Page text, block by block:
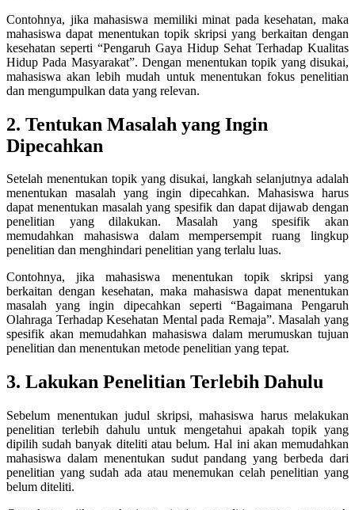
Contohnya, jika mahasiswa memiliki minat pada kesehatan, maka
mahasiswa dapat menentukan topik skripsi yang berkaitan dengan
kesehatan seperti “Pengaruh Gaya Hidup Sehat Terhadap Kualitas
Hidup Pada Masyarakat”. Dengan menentukan topik yang disukai,
mahasiswa akan lebih mudah untuk menentukan fokus penelitian
dan mengumpulkan data yang relevan.
2. Tentukan Masalah yang Ingin
Dipecahkan
Setelah menentukan topik yang disukai, langkah selanjutnya adalah
menentukan masalah yang ingin dipecahkan. Mahasiswa harus
dapat menentukan masalah yang spesifik dan dapat dijawab dengan
penelitian yang dilakukan. Masalah yang spesifik akan
memudahkan mahasiswa dalam mempersempit ruang lingkup
penelitian dan menghindari penelitian yang terlalu luas.
Contohnya, jika mahasiswa menentukan topik skripsi yang
berkaitan dengan kesehatan, maka mahasiswa dapat menentukan
masalah yang ingin dipecahkan seperti “Bagaimana Pengaruh
Olahraga Terhadap Kesehatan Mental pada Remaja”. Masalah yang
spesifik akan memudahkan mahasiswa dalam merumuskan tujuan
penelitian dan menentukan metode penelitian yang tepat.
3. Lakukan Penelitian Terlebih Dahulu
Sebelum menentukan judul skripsi, mahasiswa harus melakukan
penelitian terlebih dahulu untuk mengetahui apakah topik yang
dipilih sudah banyak diteliti atau belum. Hal ini akan memudahkan
mahasiswa dalam menentukan sudut pandang yang berbeda dari
penelitian yang sudah ada atau menemukan celah penelitian yang
belum diteliti.